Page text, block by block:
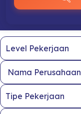
Nama Perusahaan